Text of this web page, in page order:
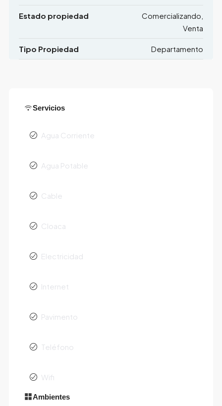
Estado propiedad
Comercializando,
Venta
Tipo Propiedad Departamento
Servicios
Agua Corriente
Agua Potable
Cable
Cloaca
Electricidad
Internet
Pavimento
Teléfono
Wifi
Ambientes